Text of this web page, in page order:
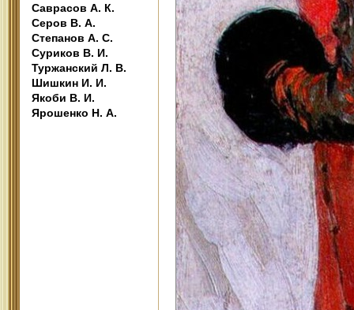
Саврасов А. К.
Серов В. А.
Степанов А. С.
Суриков В. И.
Туржанский Л. В.
Шишкин И. И.
Якоби В. И.
Ярошенко Н. А.